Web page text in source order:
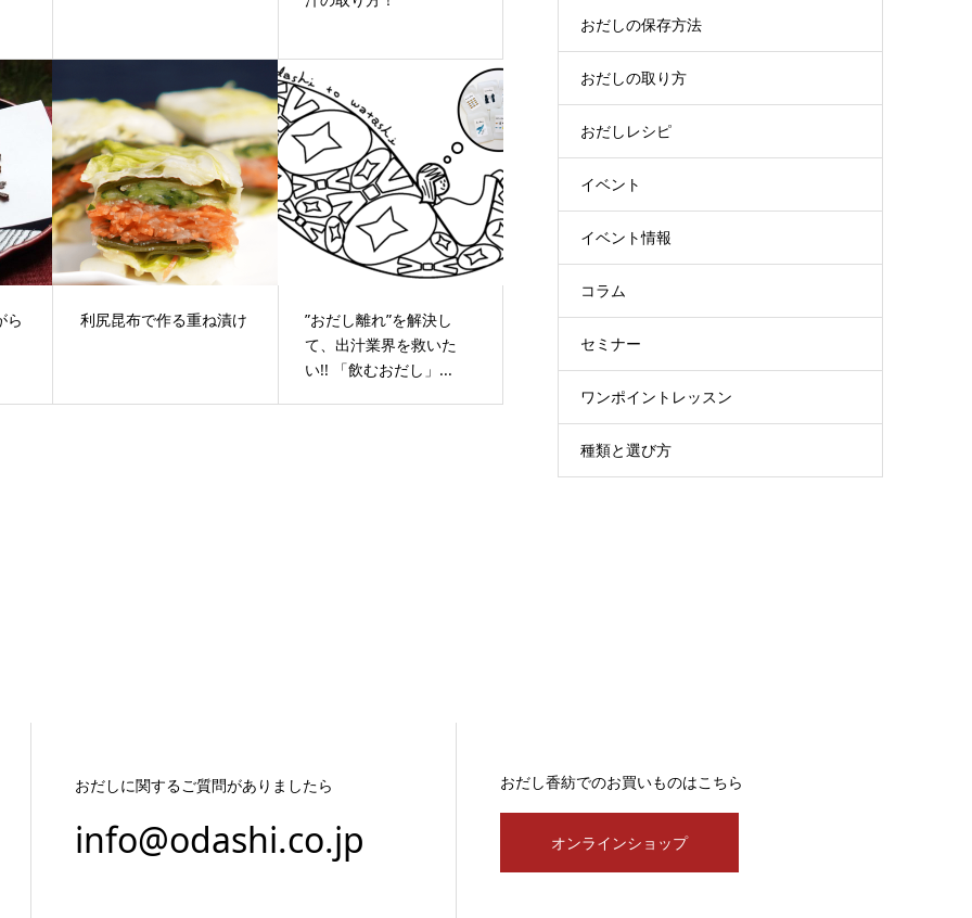
ら 利尻昆布で作る重ね漬け
”おだし離れ”を解決し
て、出汁業界を救いた
い!! 「飲むおだし」...
おだしの保存方法
おだしの取り方
おだしレシピ
イベント
イベント情報
コラム
セミナー
ワンポイントレッスン
種類と選び方
おだしに関するご質問がありましたら
info@odashi.co.jp
おだし香紡でのお買いものはこちら
オンラインショップ